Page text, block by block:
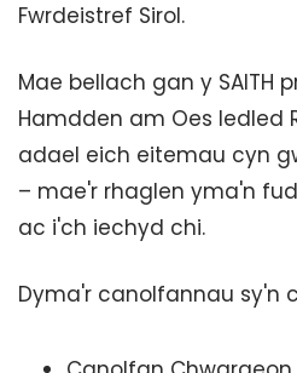
Fwrdeistref Sirol.
Mae bellach gan y SAITH
Hamdden am Oes ledled
adael eich eitemau cyn
– mae'r rhaglen yma'n
ac i'ch iechyd chi.
Dyma'r canolfannau sy'n